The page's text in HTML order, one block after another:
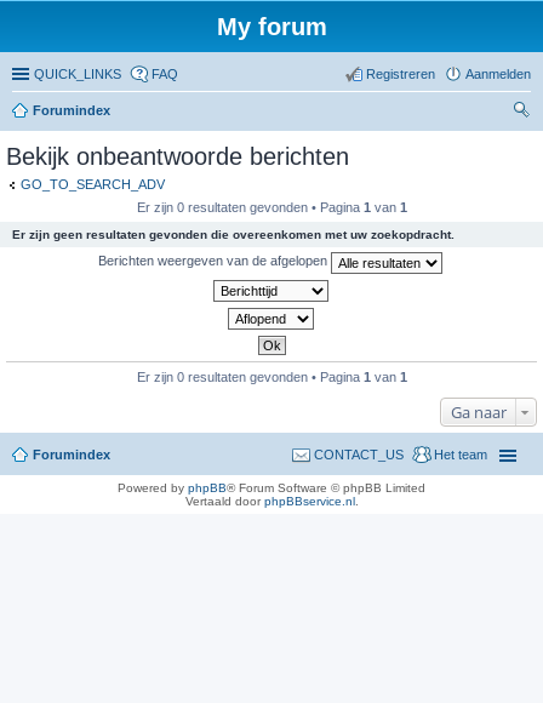
My forum
QUICK_LINKS FAQ Aanmelden
Registreren
Forumindex
Bekijk onbeantwoorde berichten
GO_TO_SEARCH_ADV
Er zijn 0 resultaten gevonden • Pagina 1 van 1
Er zijn geen resultaten gevonden die overeenkomen met uw zoekopdracht.
Berichten weergeven van de afgelopen
Er zijn 0 resultaten gevonden • Pagina 1 van 1
Ga naar
Forumindex Het team
CONTACT_US
Powered by phpBB® Forum Software © phpBB Limited
Vertaald doorphpBBservice.nl.